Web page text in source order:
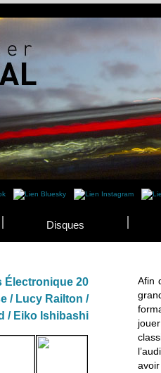
Disques
Électronique 20
/ Lucy Railton /
/ Eiko Ishibashi
Afin